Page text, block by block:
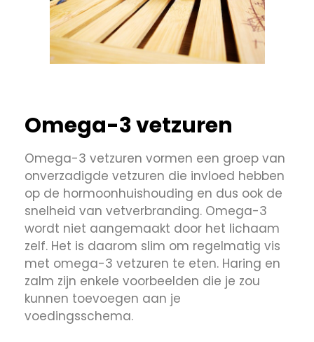
Omega-3 vetzuren
Omega-3 vetzuren vormen een groep van
onverzadigde vetzuren die invloed hebben
op de hormoonhuishouding en dus ook de
snelheid van vetverbranding. Omega-3
wordt niet aangemaakt door het lichaam
zelf. Het is daarom slim om regelmatig vis
met omega-3 vetzuren te eten. Haring en
zalm zijn enkele voorbeelden die je zou
kunnen toevoegen aan je
voedingsschema.